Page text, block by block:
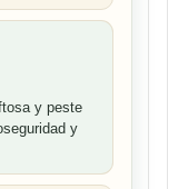
y peste
y